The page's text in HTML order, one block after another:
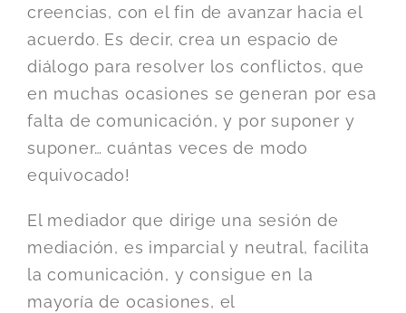
creencias, con el fin de avanzar hacia el
acuerdo. Es decir, crea un espacio de
diálogo para resolver los conflictos, que
en muchas ocasiones se generan por esa
falta de comunicación, y por suponer y
suponer… cuántas veces de modo
equivocado!
El mediador que dirige una sesión de
mediación, es imparcial y neutral, facilita
la comunicación, y consigue en la
mayoría de ocasiones, el